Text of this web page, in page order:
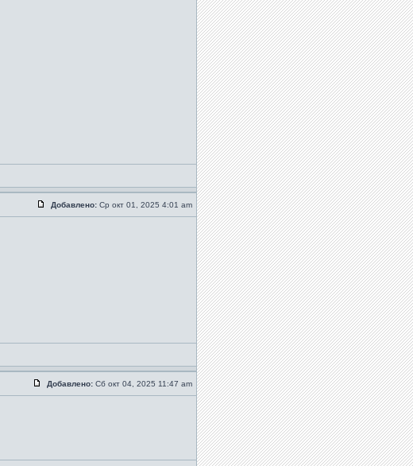
Добавлено: Ср окт 01, 2025 4:01 am
Добавлено: Сб окт 04, 2025 11:47 am